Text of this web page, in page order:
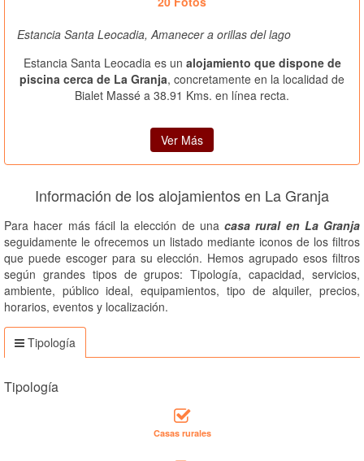
Estancia Santa Leocadia, Amanecer a orillas del lago
Estancia Santa Leocadia es un alojamiento que dispone de
piscina cerca de La Granja, concretamente en la localidad de
Bialet Massé a 38.91 Kms. en línea recta.
Ver Más
Información de los alojamientos en La Granja
Para hacer más fácil la elección de una casa rural en La Granja
seguidamente le ofrecemos un listado mediante iconos de los filtros
que puede escoger para su elección. Hemos agrupado esos filtros
según grandes tipos de grupos: Tipología, capacidad, servicios,
ambiente, público ideal, equipamientos, tipo de alquiler, precios,
horarios, eventos y localización.
Tipología
Tipología
Casas rurales